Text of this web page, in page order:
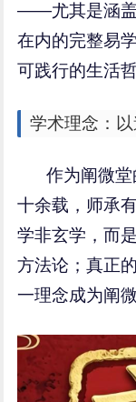
——尤其是涵盖
在内的完整易
可践行的生活哲
学术理念：
作为阐微
十余载，师承
学非玄学，而
方法论；真正
一理念成为阐